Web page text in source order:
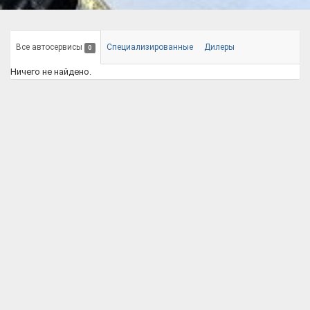
Все автосервисы 0 Специализированные Дилеры
Ничего не найдено.